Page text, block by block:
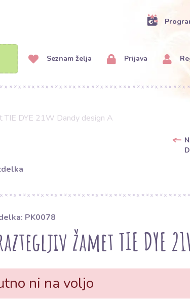
Seznam želja Prijava
TIE DYE 21W Dandy design A
PK0078
žamet TIE DYE
ni na voljo